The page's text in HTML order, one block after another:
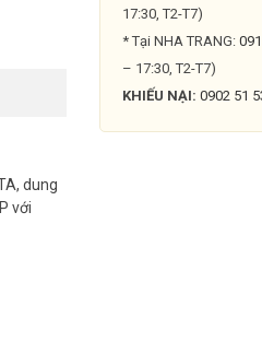
dung
với
17:30, T2-T7)
* Tại NHA TRANG:
– 17:30, T2-T7)
KHIẾU NẠI: 0902 51